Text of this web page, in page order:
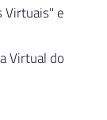
Virtuais" e
Virtual do